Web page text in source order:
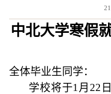
中北大学寒假
全体毕业生同学：
学校将于1月22